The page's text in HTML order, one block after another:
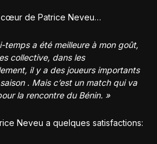
cœur de Patrice Neveu…
temps a été meilleure à mon goût,
collective, dans les
il y a des joueurs importants
. Mais c’est un match qui va
la rencontre du Bénin. »
Neveu a quelques satisfactions: